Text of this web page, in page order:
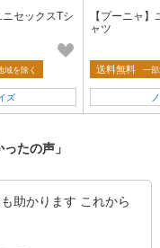
ニセックスTシ
域を除く
ズ
【プーニャ
ャツ
送料無料 一
たの声」
助かります これから